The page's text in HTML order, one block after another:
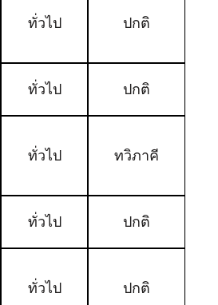
ทั่วไป ปกติ
ทั่วไป ปกติ
ทั่วไป ทวิภาคี
ทั่วไป ปกติ
ทั่วไป ปกติ